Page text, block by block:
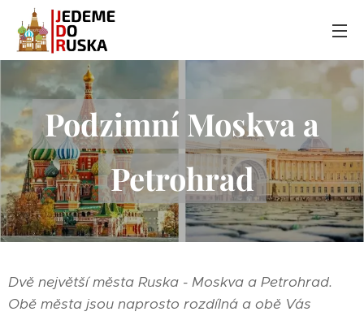
Podzimní Moskva a
Petrohrad
Dvě největší města Ruska - Moskva a Petrohrad.
Obě města jsou naprosto rozdílná a obě Vás